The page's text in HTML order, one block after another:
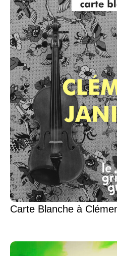
Carte Blanche à